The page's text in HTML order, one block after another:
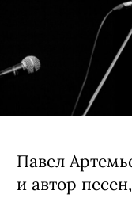
Павла
альбом